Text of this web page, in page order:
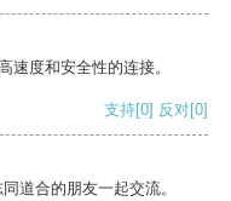
速度和安全性的连接。
支持[0] 反对[0]
道合的朋友一起交流。